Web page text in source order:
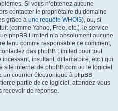
Si vous n’obtenez aucune
contacter le propriétaire du domaine
grâce à une requête WHOIS), ou, si
(comme Yahoo, Free, etc.), le service
phpBB Limited n’a absolument aucune
tenu comme responsable de comment,
pas phpBB Limited pour tout
insultant, diffamatoire, etc.) qui
site internet de phpBB.com ou le logiciel
un courrier électronique à phpBB
partie de ce logiciel, attendez-vous
recevoir de réponse.